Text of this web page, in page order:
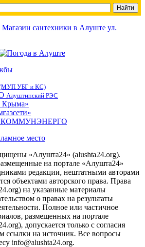
УБГ и КС)
Алуштинский РЭС
место
«Алушта24» (alushta24.org).
на портале «Алушта24»
редакции, нештатными авторами
объектами авторского права. Права
на указанные материалы
о правах на результаты
Полное или частичное
размещенных на портале
допускается только с согласия
ссылки на источник. Все вопросы
info@alushta24.org.